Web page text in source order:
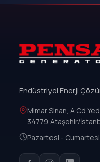
Endüstriyel Enerji
Mimar Sinan, A Cd
34779 Ataşehir/
Pazartesi -